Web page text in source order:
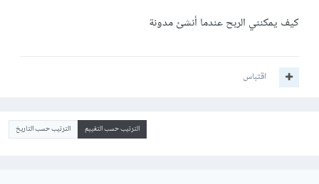
كيف يمكنني الربح عندما أنشئ مدونة
اقتباس
الترتيب حسب التقييم الترتيب حسب التاريخ